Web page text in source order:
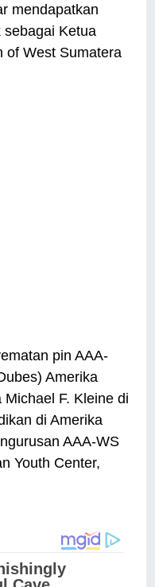
mendapatkan
sebagai Ketua
of West Sumatera
pin AAA-
Amerika
F. Kleine di
di Amerika
AAA-WS
Youth Center,